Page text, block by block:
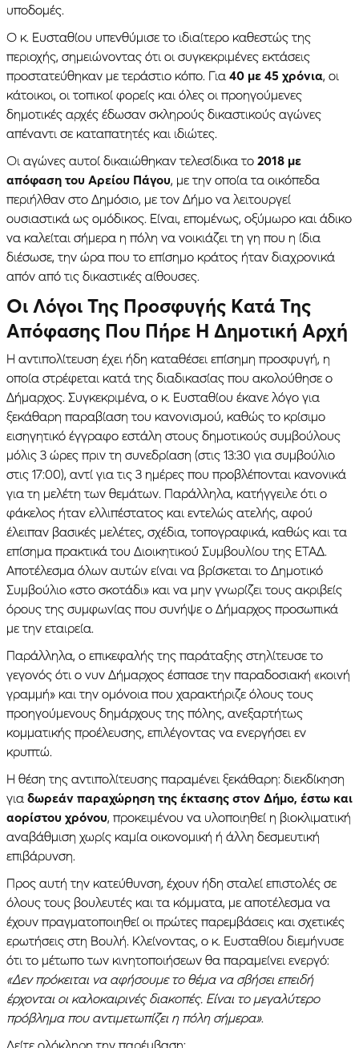
υποδομές.
Ο κ. Ευσταθίου υπενθύμισε το ιδιαίτερο καθεστώς της
περιοχής, σημειώνοντας ότι οι συγκεκριμένες εκτάσεις
προστατεύθηκαν με τεράστιο κόπο. Για 40 με 45 χρόνια, οι
κάτοικοι, οι τοπικοί φορείς και όλες οι προηγούμενες
δημοτικές αρχές έδωσαν σκληρούς δικαστικούς αγώνες
απέναντι σε καταπατητές και ιδιώτες.
Οι αγώνες αυτοί δικαιώθηκαν τελεσίδικα το 2018 με
απόφαση του Αρείου Πάγου, με την οποία τα οικόπεδα
περιήλθαν στο Δημόσιο, με τον Δήμο να λειτουργεί
ουσιαστικά ως ομόδικος. Είναι, επομένως, οξύμωρο και άδικο
να καλείται σήμερα η πόλη να νοικιάζει τη γη που η ίδια
διέσωσε, την ώρα που το επίσημο κράτος ήταν διαχρονικά
απόν από τις δικαστικές αίθουσες.
Οι Λόγοι Της Προσφυγής Kατά Της
Απόφασης Που Πήρε Η Δημοτική Αρχή
Η αντιπολίτευση έχει ήδη καταθέσει επίσημη προσφυγή, η
οποία στρέφεται κατά της διαδικασίας που ακολούθησε ο
Δήμαρχος. Συγκεκριμένα, ο κ. Ευσταθίου έκανε λόγο για
ξεκάθαρη παραβίαση του κανονισμού, καθώς το κρίσιμο
εισηγητικό έγγραφο εστάλη στους δημοτικούς συμβούλους
μόλις 3 ώρες πριν τη συνεδρίαση (στις 13:30 για συμβούλιο
στις 17:00), αντί για τις 3 ημέρες που προβλέπονται κανονικά
για τη μελέτη των θεμάτων. Παράλληλα, κατήγγειλε ότι ο
φάκελος ήταν ελλιπέστατος και εντελώς ατελής, αφού
έλειπαν βασικές μελέτες, σχέδια, τοπογραφικά, καθώς και τα
επίσημα πρακτικά του Διοικητικού Συμβουλίου της ΕΤΑΔ.
Αποτέλεσμα όλων αυτών είναι να βρίσκεται το Δημοτικό
Συμβούλιο «στο σκοτάδι» και να μην γνωρίζει τους ακριβείς
όρους της συμφωνίας που συνήψε ο Δήμαρχος προσωπικά
με την εταιρεία.
Παράλληλα, ο επικεφαλής της παράταξης στηλίτευσε το
γεγονός ότι ο νυν Δήμαρχος έσπασε την παραδοσιακή «κοινή
γραμμή» και την ομόνοια που χαρακτήριζε όλους τους
προηγούμενους δημάρχους της πόλης, ανεξαρτήτως
κομματικής προέλευσης, επιλέγοντας να ενεργήσει εν
κρυπτώ.
Η θέση της αντιπολίτευσης παραμένει ξεκάθαρη: διεκδίκηση
για δωρεάν παραχώρηση της έκτασης στον Δήμο, έστω και
αορίστου χρόνου, προκειμένου να υλοποιηθεί η βιοκλιματική
αναβάθμιση χωρίς καμία οικονομική ή άλλη δεσμευτική
επιβάρυνση.
Προς αυτή την κατεύθυνση, έχουν ήδη σταλεί επιστολές σε
όλους τους βουλευτές και τα κόμματα, με αποτέλεσμα να
έχουν πραγματοποιηθεί οι πρώτες παρεμβάσεις και σχετικές
ερωτήσεις στη Βουλή. Κλείνοντας, ο κ. Ευσταθίου διεμήνυσε
ότι το μέτωπο των κινητοποιήσεων θα παραμείνει ενεργό:
«Δεν πρόκειται να αφήσουμε το θέμα να σβήσει επειδή
έρχονται οι καλοκαιρινές διακοπές. Είναι το μεγαλύτερο
πρόβλημα που αντιμετωπίζει η πόλη σήμερα».
Δείτε ολόκληρη την παρέμβαση: